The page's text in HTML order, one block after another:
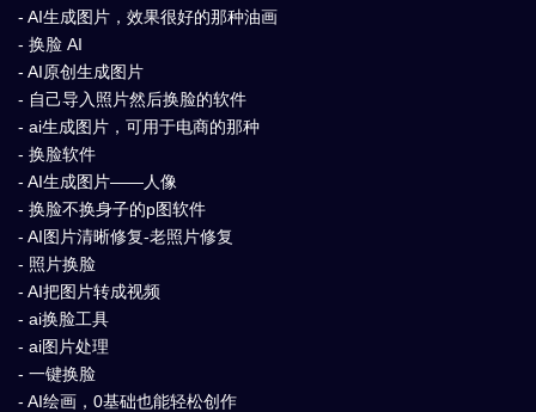
- AI生成图片，效果很好的那种油画
- 换脸 AI
- AI原创生成图片
- 自己导入照片然后换脸的软件
- ai生成图片，可用于电商的那种
- 换脸软件
- AI生成图片——人像
- 换脸不换身子的p图软件
- AI图片清晰修复-老照片修复
- 照片换脸
- AI把图片转成视频
- ai换脸工具
- ai图片处理
- 一键换脸
- AI绘画，0基础也能轻松创作